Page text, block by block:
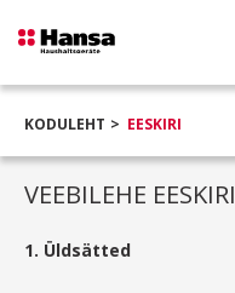
KODULEHT EESKIRI
VEEBILEHE EESKIRI
1. Üldsätted